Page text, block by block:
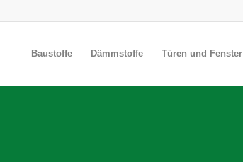
Baustoffe Dämmstoffe Türen und Fenster